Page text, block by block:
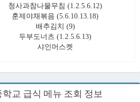
청사과참나물무침 (1.2.5.6.12)
훈제야채볶음 (5.6.10.13.18)
배추김치 (9)
두부도너츠 (1.2.5.6.13)
샤인머스켓
학교 급식 메뉴 조회 정보